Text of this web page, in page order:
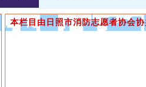
明行动
本栏目由日照市消防志愿者协会